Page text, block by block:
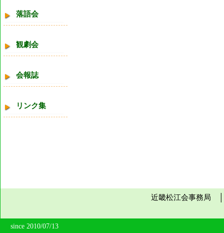
落語会
観劇会
会報誌
リンク集
近畿松江会事務
since 2010/07/13